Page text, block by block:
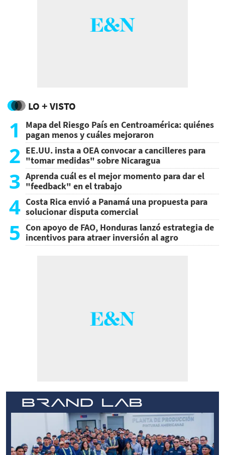
LO + VISTO
1
Mapa del Riesgo País en Centroamérica: quiénes
pagan menos y cuáles mejoraron
2 EE.UU. insta a OEA convocar a cancilleres para
"tomar medidas" sobre Nicaragua
3 Aprenda cuál es el mejor momento para dar el
"feedback" en el trabajo
4 Costa Rica envió a Panamá una propuesta para
solucionar disputa comercial
5 Con apoyo de FAO, Honduras lanzó estrategia de
incentivos para atraer inversión al agro